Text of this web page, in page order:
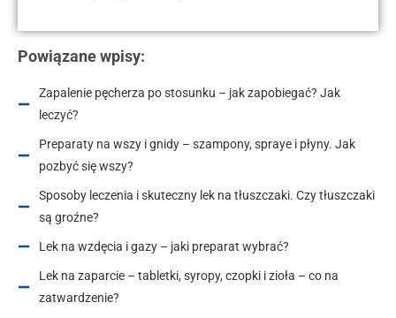
Powiązane wpisy:
Zapalenie pęcherza po stosunku – jak zapobiegać? Jak
leczyć?
Preparaty na wszy i gnidy – szampony, spraye i płyny. Jak
pozbyć się wszy?
Sposoby leczenia i skuteczny lek na tłuszczaki. Czy tłuszczaki
są groźne?
Lek na wzdęcia i gazy – jaki preparat wybrać?
Lek na zaparcie – tabletki, syropy, czopki i zioła – co na
zatwardzenie?